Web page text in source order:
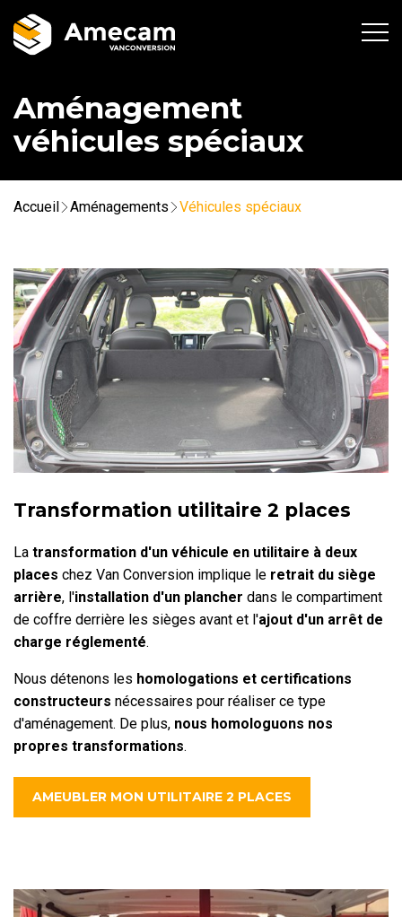
Aménagement
véhicules spéciaux
Accueil Aménagements Véhicules spéciaux
Transformation utilitaire 2 places
La transformation d'un véhicule en utilitaire à deux
places chez Van Conversion implique le retrait du siège
arrière, l'installation d'un plancher dans le compartiment
de coffre derrière les sièges avant et l'ajout d'un arrêt de
charge réglementé.
Nous détenons les homologations et certifications
constructeurs nécessaires pour réaliser ce type
d'aménagement. De plus, nous homologuons nos
propres transformations.
AMEUBLER MON UTILITAIRE 2 PLACES